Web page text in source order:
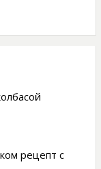
рецепт с